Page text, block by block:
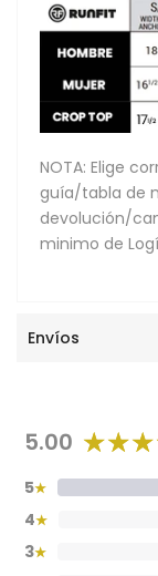
NOTA: Elige
guía/tabla de
devolución/
minimo de
Envíos
5.00
5★
4★
3★